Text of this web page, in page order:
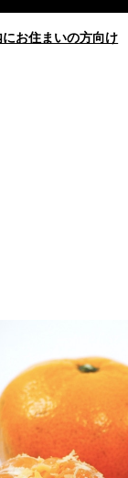
にお住まいの方向け